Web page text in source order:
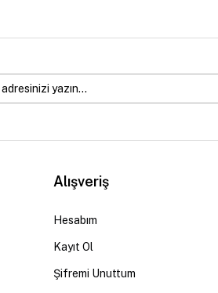
Alışveriş
Hesabım
Kayıt Ol
Şifremi Unuttum